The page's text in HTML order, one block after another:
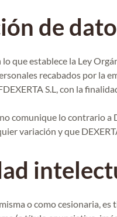
de
que establece la Ley
recabados por la
S.L, con la
comunique lo contrario a
variación y que
misma o como cesionaria,